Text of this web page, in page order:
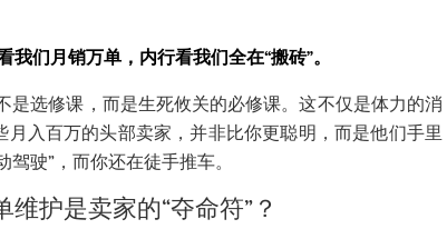
们月销万单，内行看我们全在“搬砖”。
是选修课，而是生死攸关的必修课。这不仅是体力的消
入百万的头部卖家，并非比你更聪明，而是他们手里
驶”，而你还在徒手推车。
护是卖家的“夺命符”？